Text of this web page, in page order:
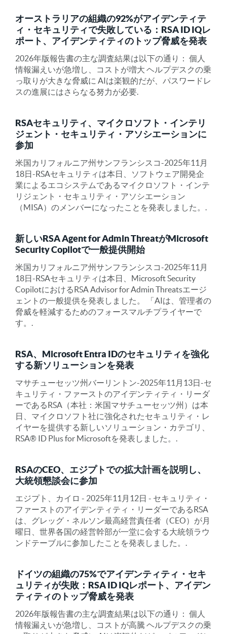
オーストラリアの組織の92%がアイデンティテ
ィ・セキュリティで失敗している：RSA ID IQレ
ポート、アイデンティティのトップ脅威を発表
2026年版報告書の主な調査結果は以下の通り： 個人
情報漏えいが急増し、コストが増大 ヘルプデスクの乗
っ取りが大きな脅威に AIは楽観的だが、パスワードレ
スの進展にはさらなる努力が必要.
RSAセキュリティ、マイクロソフト・インテリ
ジェント・セキュリティ・アソシエーションに
参加
米国カリフォルニア州サンフランシスコ-2025年11月
18日-RSAセキュリティは本日、ソフトウェア開発企
業によるエコシステムであるマイクロソフト・インテ
リジェント・セキュリティ・アソシエーション
（MISA）のメンバーになったことを発表しました。.
新しいRSA Agent for Admin ThreatがMicrosoft
Security Copilotで一般提供開始
米国カリフォルニア州サンフランシスコ-2025年11月
18日-RSAセキュリティは本日、Microsoft Security
CopilotにおけるRSA Advisor for Admin Threatsエージ
ェントの一般提供を発表しました。 「AIは、管理者の
脅威を軽減するためのフォースマルチプライヤーで
す。.
RSA、Microsoft Entra IDのセキュリティを強化
する新ソリューションを発表
マサチューセッツ州バーリントン-2025年11月13日-セ
キュリティ・ファーストのアイデンティティ・リーダ
ーであるRSA（本社：米国マサチューセッツ州）は本
日、マイクロソフト社に強化されたセキュリティ・レ
イヤーを提供する新しいソリューション・カテゴリ、
RSA® ID Plus for Microsoftを発表しました。.
RSAのCEO、エジプトでの拡大計画を説明し、
大統領懇談会に参加
エジプト、カイロ - 2025年11月12日 - セキュリティ・
ファーストのアイデンティティ・リーダーであるRSA
は、グレッグ・ネルソン最高経営責任者（CEO）が月
曜日、世界各国の経営幹部が一堂に会する大統領ラウ
ンドテーブルに参加したことを発表しました。.
ドイツの組織の75%でアイデンティティ・セキ
ュリティが失敗：RSA ID IQレポート、アイデン
ティティのトップ脅威を発表
2026年版報告書の主な調査結果は以下の通り： 個人
情報漏えいが急増し、コストが高騰 ヘルプデスクの乗